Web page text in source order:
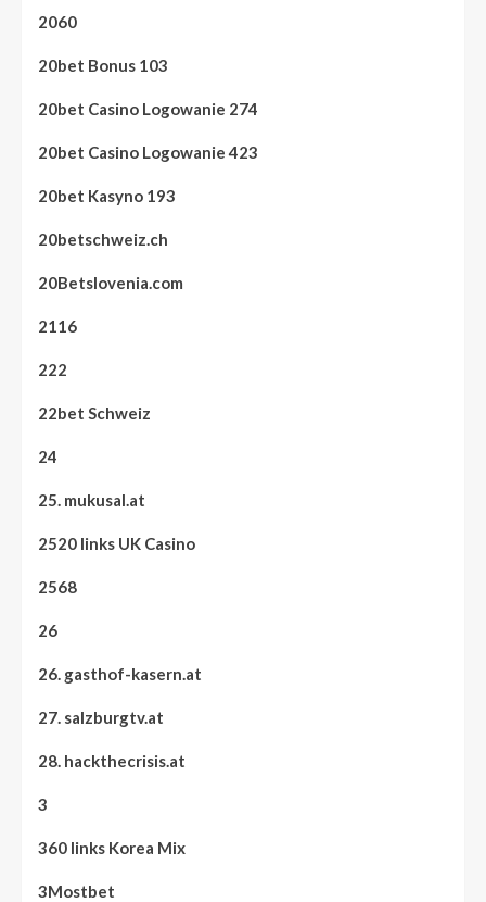
2060
20bet Bonus 103
20bet Casino Logowanie 274
20bet Casino Logowanie 423
20bet Kasyno 193
20betschweiz.ch
20Betslovenia.com
2116
222
22bet Schweiz
24
25. mukusal.at
2520 links UK Casino
2568
26
26. gasthof-kasern.at
27. salzburgtv.at
28. hackthecrisis.at
3
360 links Korea Mix
3Mostbet